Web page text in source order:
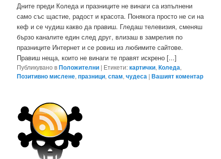
Дните преди Коледа и празниците не винаги са изпълнени
само със щастие, радост и красота. Понякога просто не си на
кеф и се чудиш какво да правиш. Гледаш телевизия, сменяш
бързо каналите един след друг, влизаш в замрелия по
празниците Интернет и се ровиш из любимите сайтове.
Правиш неща, които не винаги те правят искрено [...]
Публикувано вПоложителни | Етикети:картички,Коледа,
Позитивно мислене,празници,спам,чудеса |Вашият коментар